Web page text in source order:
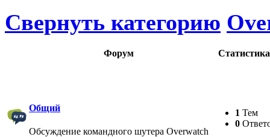
Свернуть категорию
Форум Статистика
Общий
Обсуждение командного шутера Overwatch
1 Тем
0